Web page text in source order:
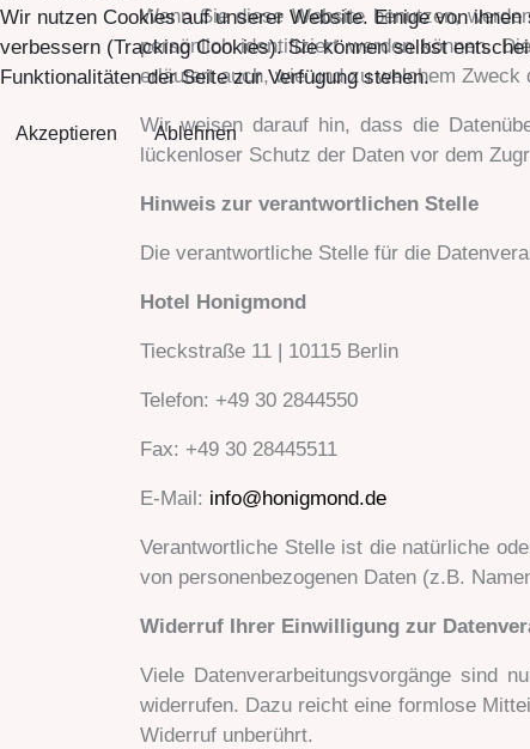
Wenn Sie diese Website benutzen,
persönlich identifiziert werden können.
erläutert auch, wie und zu welchem Zweck
Wir weisen darauf hin, dass die
lückenloser Schutz der Daten vor dem
Hinweis zur verantwortlichen Stelle
Die verantwortliche Stelle für die
Hotel Honigmond
Tieckstraße 11 | 10115 Berlin
Telefon: +49 30 2844550
Fax: +49 30 28445511
E-Mail: info@honigmond.de
Verantwortliche Stelle ist die natürliche
von personenbezogenen Daten (z.B.
Widerruf Ihrer Einwilligung zur
Viele Datenverarbeitungsvorgänge sind
widerrufen. Dazu reicht eine formlose
Widerruf unberührt.
Wir nutzen Cookies auf unserer Website. Einige von
verbessern (Tracking Cookies). Sie können selbst
Funktionalitäten der Seite zur Verfügung stehen.
Akzeptieren Ablehnen